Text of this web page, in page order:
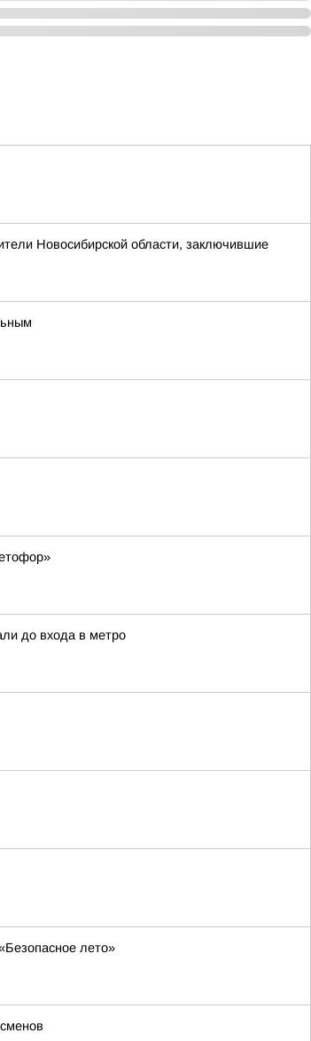
Новосибирской области, заключившие
до входа в метро
лето»